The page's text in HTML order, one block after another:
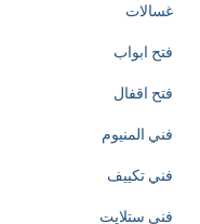
o
n
o
غسالات
فتح ابواب
فتح اقفال
فني المنيوم
فني تكييف
فني ستلايت